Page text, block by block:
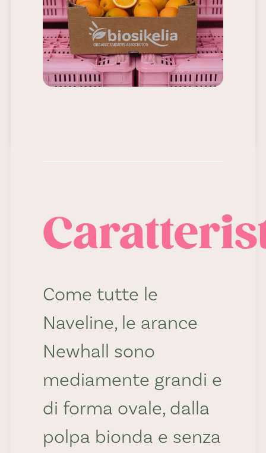
un’arancia a tutto
tondo.
Come tutte le
Naveline, le arance
Newhall sono
mediamente grandi e
di forma ovale, dalla
polpa bionda e senza